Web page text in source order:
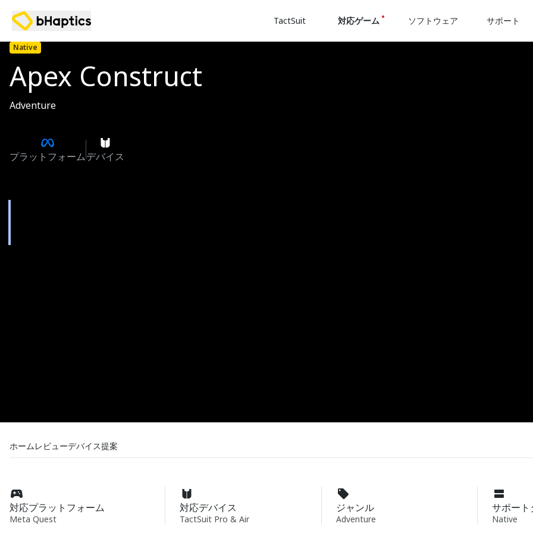
TactSuit 対応ゲーム ソフトウェア サポート
Native
Apex Construct
Adventure
プラットフォームデバイス
ホームレビューデバイス提案
対応プラットフォーム
Meta Quest
対応デバイス
TactSuit Pro & Air
ジャンル
Adventure
サポート
Native